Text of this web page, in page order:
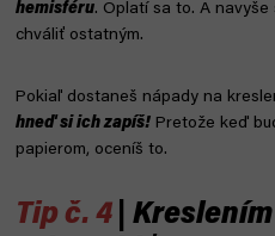
hemisféru. Oplatí sa to. A navyše
chváliť ostatným.
Pokiaľ dostaneš nápady na
hneď si ich zapíš! Pretože keď
papierom, oceníš to.
Tip č. 4 |